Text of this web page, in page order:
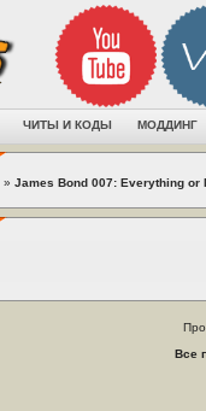
ЧИТЫ И КОДЫ МОДДИНГ
» James Bond 007: Everything or
Все